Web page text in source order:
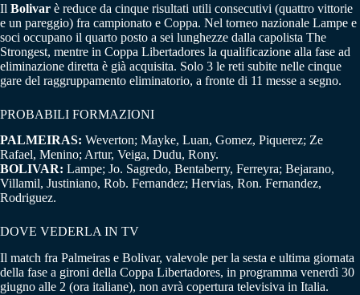
Il Bolivar è reduce da cinque risultati utili consecutivi (quattro vittorie
e un pareggio) fra campionato e Coppa. Nel torneo nazionale Lampe e
soci occupano il quarto posto a sei lunghezze dalla capolista The
Strongest, mentre in Coppa Libertadores la qualificazione alla fase ad
eliminazione diretta è già acquisita. Solo 3 le reti subite nelle cinque
gare del raggruppamento eliminatorio, a fronte di 11 messe a segno.
PROBABILI FORMAZIONI
PALMEIRAS: Weverton; Mayke, Luan, Gomez, Piquerez; Ze
Rafael, Menino; Artur, Veiga, Dudu, Rony.
BOLIVAR: Lampe; Jo. Sagredo, Bentaberry, Ferreyra; Bejarano,
Villamil, Justiniano, Rob. Fernandez; Hervias, Ron. Fernandez,
Rodriguez.
DOVE VEDERLA IN TV
Il match fra Palmeiras e Bolivar, valevole per la sesta e ultima giornata
della fase a gironi della Coppa Libertadores, in programma venerdì 30
giugno alle 2 (ora italiane), non avrà copertura televisiva in Italia.